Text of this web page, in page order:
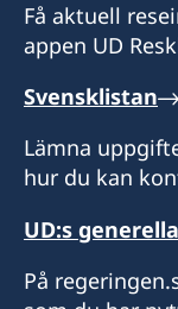
Få aktuell
appen UD
Svensklistan
Lämna
hur du kan
UD:s
På